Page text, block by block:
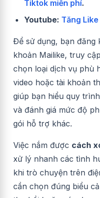
Tiktok miễn phí.
Youtube: Tăng
Để sử dụng, bạn đăng
khoản Mailike, truy
chọn loại dịch vụ phù
video hoặc tài khoản
giúp bạn hiểu quy
và đánh giá mức độ
gói hỗ trợ khác.
Việc nắm được cách
xử lý nhanh các tình
khi trò chuyện trên
cần chọn đúng biểu